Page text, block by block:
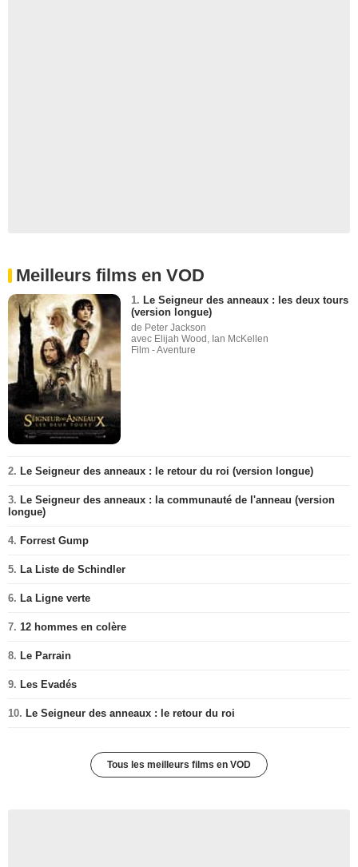
Meilleurs films en VOD
1. Le Seigneur des anneaux : les deux tours
(version longue)
de Peter Jackson
avec Elijah Wood, Ian McKellen
Film - Aventure
2. Le Seigneur des anneaux : le retour du roi (version longue)
3. Le Seigneur des anneaux : la communauté de l'anneau (version
longue)
4. Forrest Gump
5. La Liste de Schindler
6. La Ligne verte
7. 12 hommes en colère
8. Le Parrain
9. Les Evadés
10. Le Seigneur des anneaux : le retour du roi
Tous les meilleurs films en VOD